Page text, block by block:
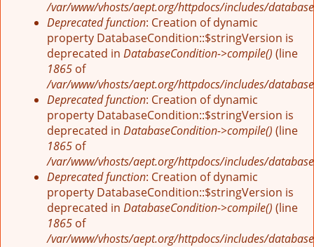
/var/www/vhosts/aept.org/httpdocs/includes/
Deprecated function: Creation of dynamic
property DatabaseCondition::$stringVersion is
deprecated in DatabaseCondition->compile() (line
1865 of
/var/www/vhosts/aept.org/httpdocs/includes/
Deprecated function: Creation of dynamic
property DatabaseCondition::$stringVersion is
deprecated in DatabaseCondition->compile() (line
1865 of
/var/www/vhosts/aept.org/httpdocs/includes/
Deprecated function: Creation of dynamic
property DatabaseCondition::$stringVersion is
deprecated in DatabaseCondition->compile() (line
1865 of
/var/www/vhosts/aept.org/httpdocs/includes/